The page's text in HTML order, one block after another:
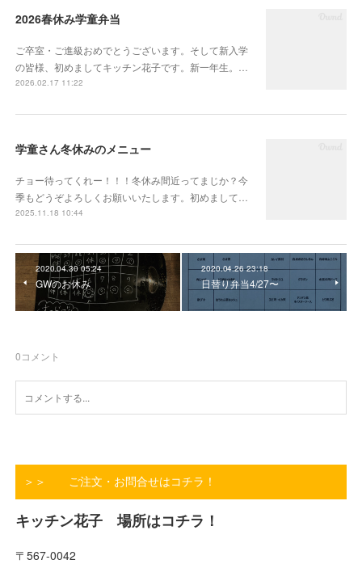
2026春休み学童弁当
ご卒室・ご進級おめでとうございます。そして新入学
の皆様、初めましてキッチン花子です。新一年生。…
2026.02.17 11:22
学童さん冬休みのメニュー
チョー待ってくれー！！！冬休み間近ってまじか？今
季もどうぞよろしくお願いいたします。初めまして…
2025.11.18 10:44
2020.04.30 05:24
GWのお休み
2020.04.26 23:18
日替り弁当4/27〜
0コメント
＞＞ ご注文・お問合せはコチラ！
キッチン花子 場所はコチラ！
〒567-0042